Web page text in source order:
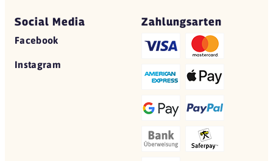
Social Media
Facebook
Instagram
Zahlungsarten